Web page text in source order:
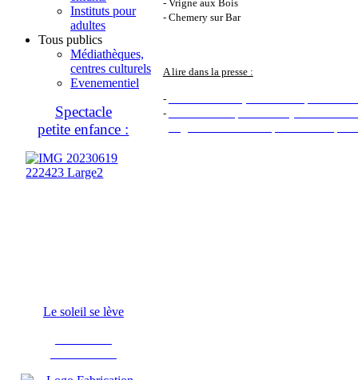
- Vrigne aux Bois
- Chemery sur Bar
A lire dans la presse :
-
-
Instituts pour
adultes
Tous publics
Médiathèques,
centres culturels
Evenementiel
Spectacle
petite enfance :
Le soleil se lève